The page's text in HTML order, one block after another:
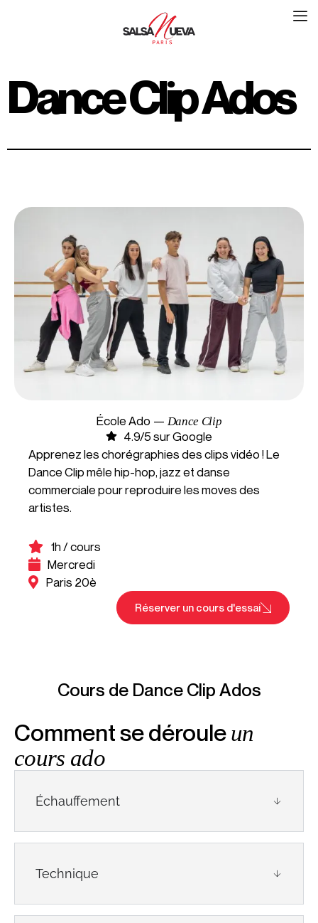
Dance Clip Ados
École Ado — Dance Clip
4.9/5 sur Google
Apprenez les chorégraphies des clips vidéo ! Le
Dance Clip mêle hip-hop, jazz et danse
commerciale pour reproduire les moves des
artistes.
1h / cours
Mercredi
Paris 20è
Réserver un cours d'essai
Cours de Dance Clip Ados
Comment se dérouleun
cours ado
Échauffement
Technique